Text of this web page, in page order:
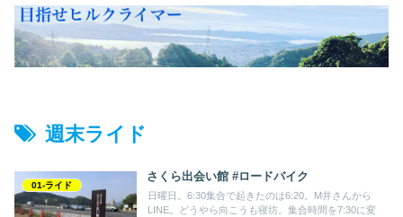
週末ライド
01-ライド
さくら出会い館 #ロードバイク
日曜日。6:30集合で起きたのは6:20。M井さんから
LINE。どうやら向こうも寝坊。集合時間を7:30に変